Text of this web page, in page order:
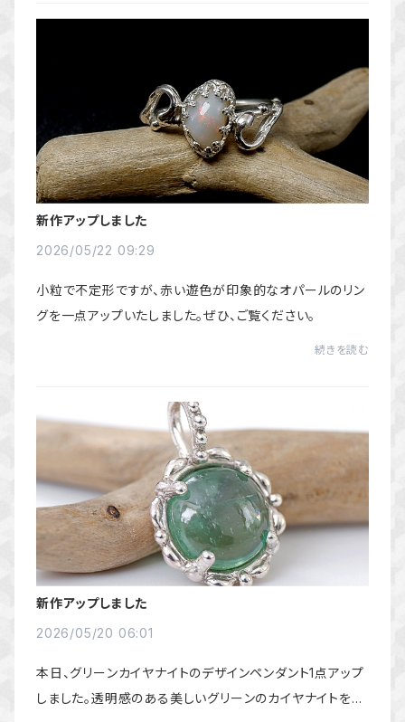
新作アップしました
2026/05/22 09:29
小粒で不定形ですが、赤い遊色が印象的なオパールのリン
グを一点アップいたしました。ぜひ、ご覧ください。
続きを読む
新作アップしました
2026/05/20 06:01
本日、グリーンカイヤナイトのデザインペンダント1点アップ
しました。透明感のある美しいグリーンのカイヤナイトを使